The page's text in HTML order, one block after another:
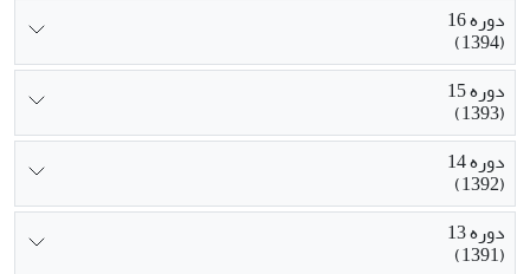
دوره 16
(1394)
دوره 15
(1393)
دوره 14
(1392)
دوره 13
(1391)